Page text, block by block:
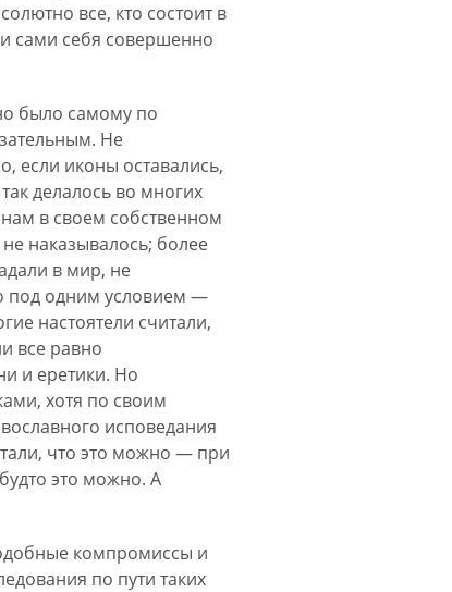
все, кто состоит в
сами себя совершенно
было самому по
Не
если иконы оставались,
делалось во многих
в своем собственном
наказывалось; более
в мир, не
под одним условием —
настоятели считали,
все равно
и еретики. Но
хотя по своим
исповедания
что это можно — при
это можно. А
компромиссы и
по пути таких